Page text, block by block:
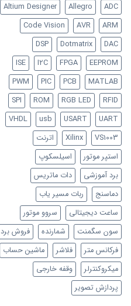
ADC
Allegro
Altium Designer
ARM
AVR
Code Vision
DAC
Dotmatrix
DSP
EEPROM
FPGA
I2C
ISE
MATLAB
PCB
PIC
PWM
RFID
RGB LED
ROM
SPI
UART
USART
usb
VHDL
VS1003
Xilinx
اترنت
استپر موتور
اسیلسکوپ
برد آموزشی
دات ماتریس
دماسنج
ربات مسیر یاب
ساعت دیجیتالی
سروو موتور
سون سگمنت
شمارنده
فروش برد
فرکانس متر
فلاشر
ماشین حساب
میکروکنترلر
وقفه خارجی
پردازش تصویر